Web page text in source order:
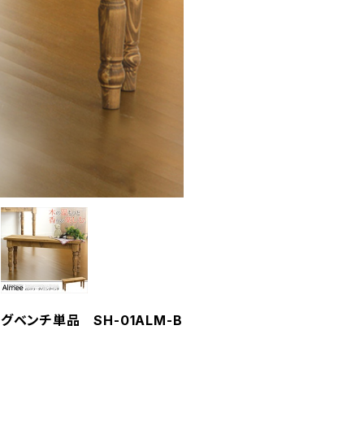
グベンチ単品 SH-01ALM-B